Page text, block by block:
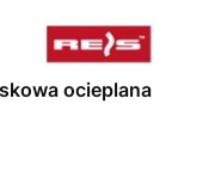
ocieplana